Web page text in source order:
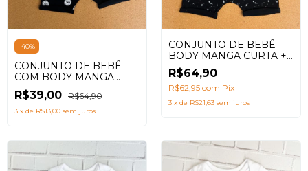
-40%
CONJUNTO DE BEBÊ
COM BODY MANGA
CURTA + SHORTS
SARUEL ESTAMPA
NINHOS PRETO
R$39,00 R$64,90
3 x de R$13,00 sem juros
CONJUNTO DE BEBÊ
BODY MANGA CURTA +
SHORTS SARUEL COM
ESTAMPA MEU DRAGÃO
R$64,90
R$62,95 com Pix
3 x de R$21,63 sem juros